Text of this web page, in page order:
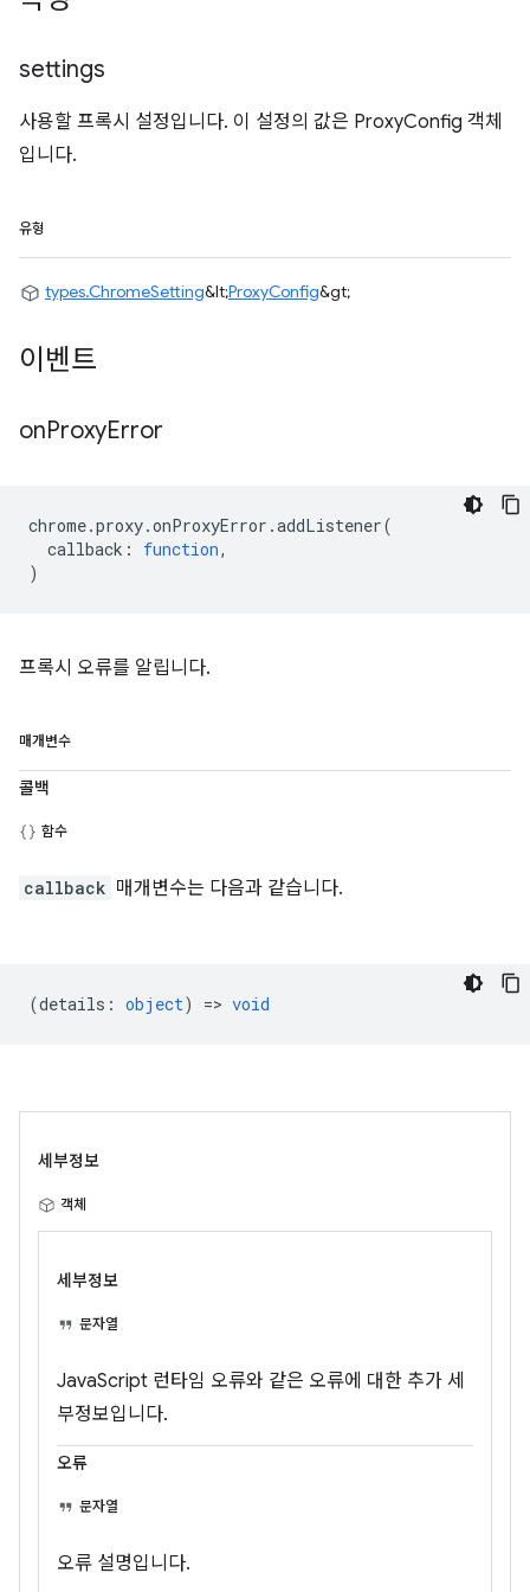
settings
사용할 프록시 설정입니다. 이 설정의 값은 ProxyConfig 객체
입니다.
유형
types.ChromeSetting&lt;ProxyConfig&gt;
이벤트
onProxyError
chrome.proxy.onProxyError .addListener(
callback : function,
)
프록시 오류를 알립니다.
매개변수
콜백
함수
callback 매개변수는 다음과 같습니다.
(details : object) => void
세부정보
객체
세부정보
문자열
JavaScript 런타임 오류와 같은 오류에 대한 추가 세
부정보입니다.
오류
문자열
오류 설명입니다.